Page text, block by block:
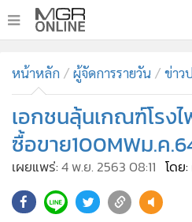
ทันเหตุการณ์
• ภาคใต้
• ภูมิภาค
Online Section
• ผู้จัดการรายวัน
หน้าหลัก ผู้จัดการรายวัน ข่าว
เอกชนลุ้นเกณฑ์โรง
ซื้อขาย100MWม.ค
เผยแพร่:4 พ.ย. 2563 08:11 โดย